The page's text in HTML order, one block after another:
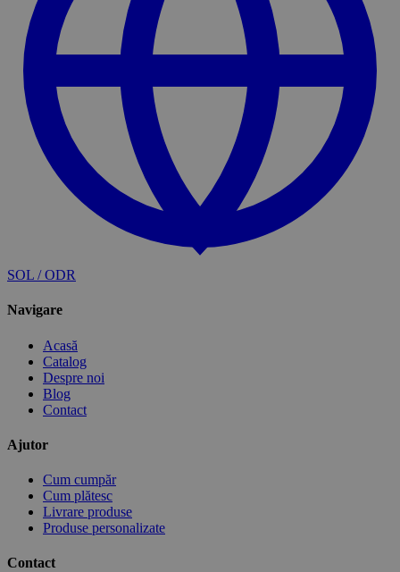
SOL / ODR
Navigare
Acasă
Catalog
Despre noi
Blog
Contact
Ajutor
Cum cumpăr
Cum plătesc
Livrare produse
Produse personalizate
Contact